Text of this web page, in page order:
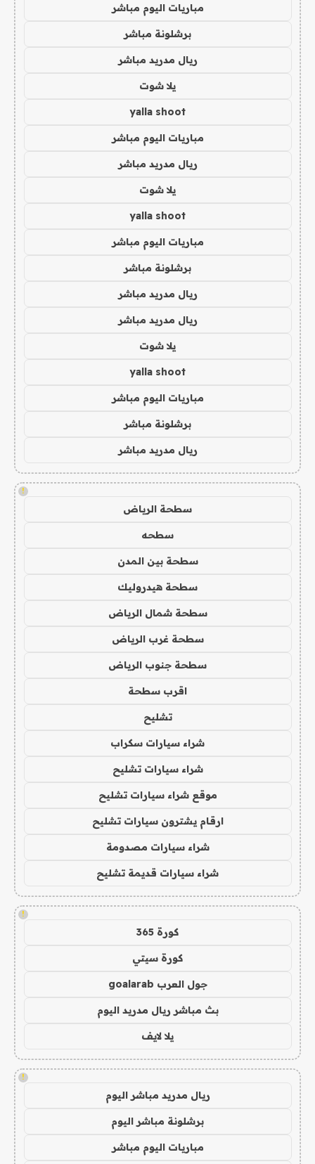
مباريات اليوم مباشر
برشلونة مباشر
ريال مدريد مباشر
يلا شوت
yalla shoot
مباريات اليوم مباشر
ريال مدريد مباشر
يلا شوت
yalla shoot
مباريات اليوم مباشر
برشلونة مباشر
ريال مدريد مباشر
ريال مدريد مباشر
يلا شوت
yalla shoot
مباريات اليوم مباشر
برشلونة مباشر
ريال مدريد مباشر
!
سطحة الرياض
سطحه
سطحة بين المدن
سطحة هيدروليك
سطحة شمال الرياض
سطحة غرب الرياض
سطحة جنوب الرياض
اقرب سطحة
تشليح
شراء سيارات سكراب
شراء سيارات تشليح
موقع شراء سيارات تشليح
ارقام يشترون سيارات تشليح
شراء سيارات مصدومة
شراء سيارات قديمة تشليح
!
كورة 365
كورة سيتي
جول العرب goalarab
بث مباشر ريال مدريد اليوم
يلا لايف
!
ريال مدريد مباشر اليوم
برشلونة مباشر اليوم
مباريات اليوم مباشر